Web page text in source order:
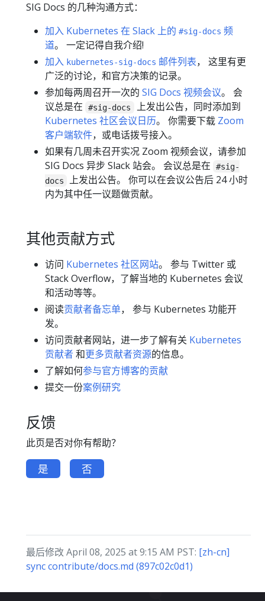
SIG Docs 的几种沟通方式：
加入 Kubernetes 在 Slack 上的 #sig-docs 频
道。 一定记得自我介绍!
加入 kubernetes-sig-docs 邮件列表， 这里有更
广泛的讨论，和官方决策的记录。
参加每两周召开一次的 SIG Docs 视频会议。 会
议总是在
#sig-docs
上发出公告，同时添加到
Kubernetes 社区会议日历。 你需要下载 Zoom
客户端软件，或电话拨号接入。
如果有几周未召开实况 Zoom 视频会议，请参加
SIG Docs 异步 Slack 站会。 会议总是在
#sig-
docs
上发出公告。 你可以在会议公告后 24 小时
内为其中任一议题做贡献。
其他贡献方式
访问 Kubernetes 社区网站。 参与 Twitter 或
Stack Overflow，了解当地的 Kubernetes 会议
和活动等等。
阅读贡献者备忘单， 参与 Kubernetes 功能开
发。
访问贡献者网站，进一步了解有关 Kubernetes
贡献者和更多贡献者资源的信息。
了解如何参与官方博客的贡献
提交一份案例研究
反馈
此页是否对你有帮助？
是 否
最后修改 April 08, 2025 at 9:15 AM PST: [zh-cn]
sync contribute/docs.md (897c02c0d1)